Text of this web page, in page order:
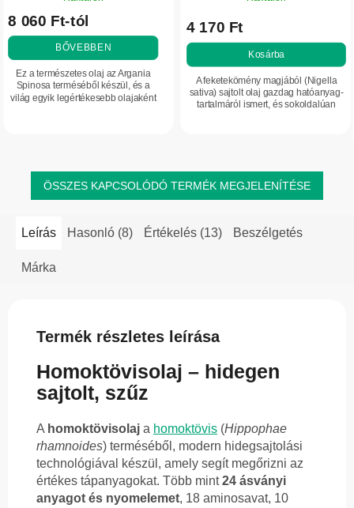
átlagos
értékelése
ből
4,3
csillag.
8 060 Ft-tól
BŐVEBBEN
Ez a természetes olaj az Argania
Spinosa terméséből készül, és a
világ egyik legértékesebb olajaként
4 170 Ft
Kosárba
A feketekömény magjából (Nigella
sativa) sajtolt olaj gazdag hatóanyag-
tartalmáról ismert, és sokoldalúan
ÖSSZES KAPCSOLÓDÓ TERMÉK MEGJELENÍTÉSE
Leírás Hasonló (8) Értékelés (13) Beszélgetés
Márka
Termék részletes leírása
Homoktövisolaj – hidegen
sajtolt, szűz
A homoktövisolaj a homoktövis (Hippophae
rhamnoides) terméséből, modern hidegsajtolási
technológiával készül, amely segít megőrizni az
értékes tápanyagokat. Több mint24 ásványi
anyagot és nyomelemet, 18 aminosavat, 10